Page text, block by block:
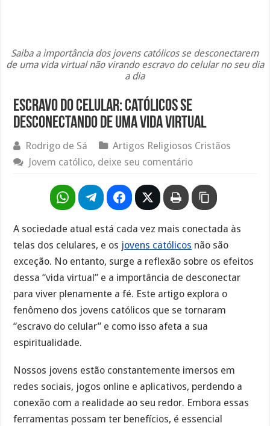
Saiba a importância dos jovens católicos se desconectarem
de uma vida virtual não virando escravo do celular no seu dia
a dia
Escravo do celular: Católicos se
desconectando de uma vida virtual
Rodrigo de Sá
Artigos Religiosos Cristãos
Jovem católico, deixe seu comentário
A sociedade atual está cada vez mais conectada às
telas dos celulares, e os jovens católicos não são
exceção. No entanto, surge a reflexão sobre os efeitos
dessa “vida virtual” e a importância de desconectar
para viver plenamente a fé. Este artigo explora o
fenômeno dos jovens católicos que se tornaram
“escravo do celular” e como isso afeta a sua
espiritualidade.
Nossos jovens estão constantemente imersos em
redes sociais, jogos online e aplicativos, perdendo a
conexão com a realidade ao seu redor. Embora essas
ferramentas possam ter benefícios, é essencial